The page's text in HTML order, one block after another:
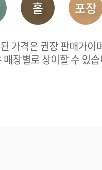
홀 포장
가격은 권장 판매가이
매장별로 상이할 수 있